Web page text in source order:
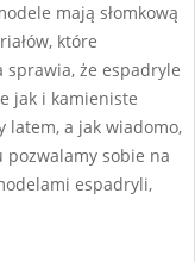
mają słomkową
które
że espadryle
jak i kamieniste
latem, a jak wiadomo,
sobie na
espadryli,